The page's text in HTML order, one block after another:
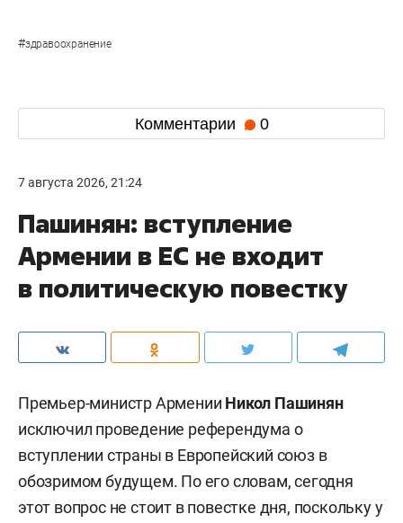
#здравоохранение
Комментарии 0
7 августа 2026, 21:24
Пашинян: вступление
Армении в ЕС не входит
в политическую повестку
Премьер-министр Армении Никол Пашинян
исключил проведение референдума о
вступлении страны в Европейский союз в
обозримом будущем. По его словам, сегодня
этот вопрос не стоит в повестке дня, поскольку у